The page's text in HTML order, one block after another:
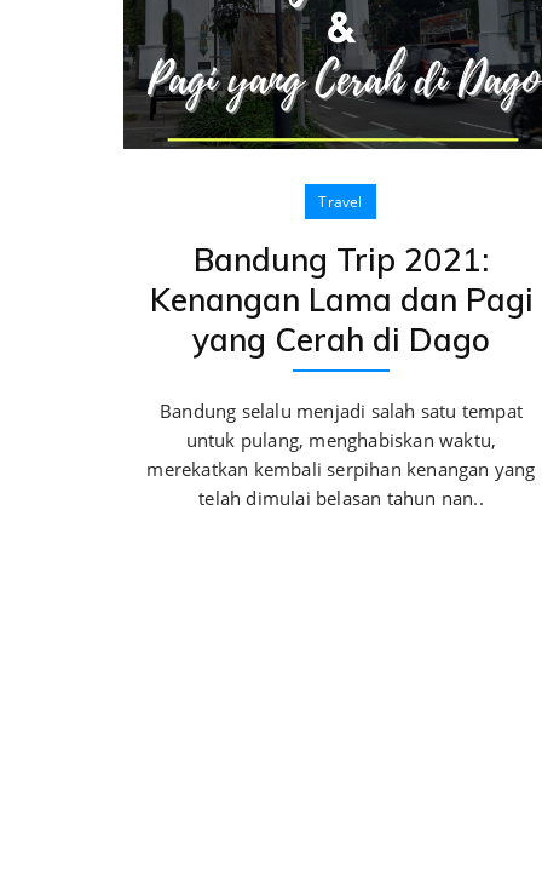
Travel
Bandung Trip 2021:
Kenangan Lama dan Pagi
yang Cerah di Dago
Bandung selalu menjadi salah satu tempat
untuk pulang, menghabiskan waktu,
merekatkan kembali serpihan kenangan yang
telah dimulai belasan tahun nan..